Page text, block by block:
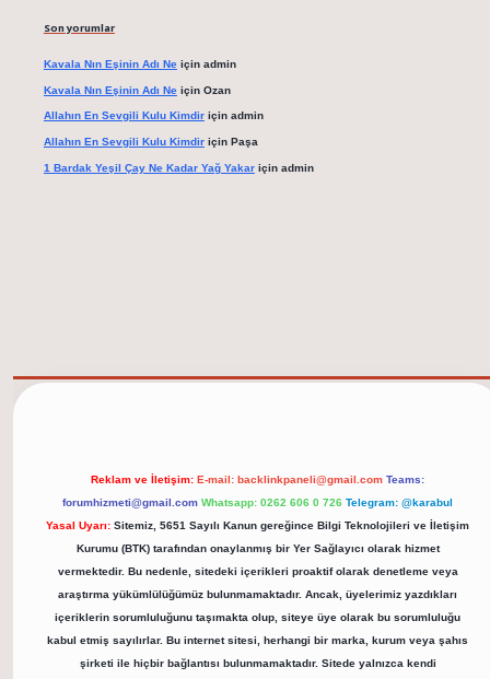
Son yorumlar
Kavala Nın Eşinin Adı Neiçin admin
Kavala Nın Eşinin Adı Neiçin Ozan
Allahın En Sevgili Kulu Kimdiriçin admin
Allahın En Sevgili Kulu Kimdiriçin Paşa
1 Bardak Yeşil Çay Ne Kadar Yağ Yakariçin admin
Reklam ve İletişim: E-mail: backlinkpaneli@gmail.com Teams:
forumhizmeti@gmail.com Whatsapp: 0262 606 0 726 Telegram: @karabul
Yasal Uyarı: Sitemiz, 5651 Sayılı Kanun gereğince Bilgi Teknolojileri ve İletişim
Kurumu (BTK) tarafından onaylanmış bir Yer Sağlayıcı olarak hizmet
vermektedir. Bu nedenle, sitedeki içerikleri proaktif olarak denetleme veya
araştırma yükümlülüğümüz bulunmamaktadır. Ancak, üyelerimiz yazdıkları
içeriklerin sorumluluğunu taşımakta olup, siteye üye olarak bu sorumluluğu
kabul etmiş sayılırlar. Bu internet sitesi, herhangi bir marka, kurum veya şahıs
şirketi ile hiçbir bağlantısı bulunmamaktadır. Sitede yalnızca kendi